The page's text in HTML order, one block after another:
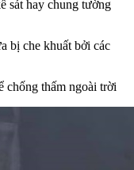
sát hay chung tường
bị che khuất bởi các
chống thấm ngoài trời